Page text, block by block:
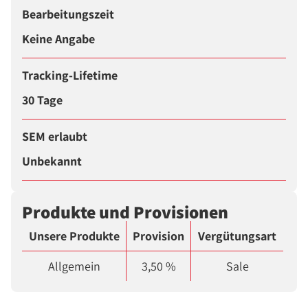
Bearbeitungszeit
Keine Angabe
Tracking-Lifetime
30 Tage
SEM erlaubt
Unbekannt
Produkte und Provisionen
Unsere Produkte Provision
Vergütungsart
Allgemein
3,50 % Sale